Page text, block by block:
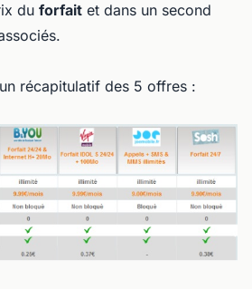
du forfait et dans un second
récapitulatif des 5 offres :